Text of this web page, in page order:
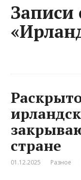
Записи
стране
01.12.2025 Разное